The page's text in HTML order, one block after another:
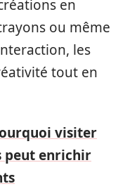
en
ou même
les
tout en
visiter
peut enrichir